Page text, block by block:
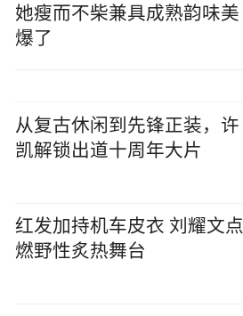
她瘦而不柴兼具成熟韵味美
爆了
从复古休闲到先锋正装，许
凯解锁出道十周年大片
红发加持机车皮衣 刘耀文点
燃野性炙热舞台